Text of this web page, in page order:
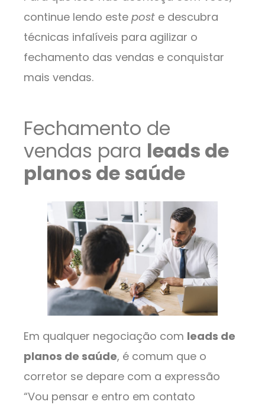
continue lendo este post e descubra
técnicas infalíveis para agilizar o
fechamento das vendas e conquistar
mais vendas.
Fechamento de
vendas para leads de
planos de saúde
Em qualquer negociação com leads de
planos de saúde, é comum que o
corretor se depare com a expressão
“Vou pensar e entro em contato